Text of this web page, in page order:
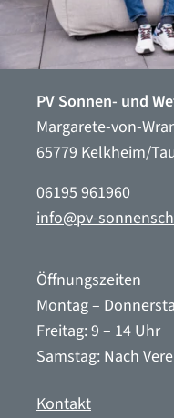
PV Sonnen- und
Margarete-von-
65779 Kelkheim/
06195 961960
info@pv-
Öffnungszeiten
Montag –
Freitag: 9 – 14 Uhr
Samstag: Nach
Kontakt